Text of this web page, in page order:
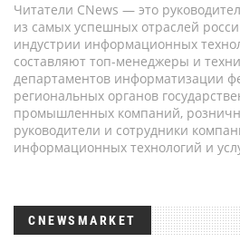
Читатели CNews — это
из самых успешных отраслей
индустрии информационных
составляют топ-менеджеры и
департаментов информатизации
региональных органов
промышленных компаний,
руководители и сотрудники
информационных технологий и
CNEWSMARKET